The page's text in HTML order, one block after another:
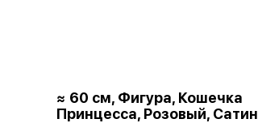
≈ 60 см, Фигура, Кошечка
Принцесса, Розовый, Сатин